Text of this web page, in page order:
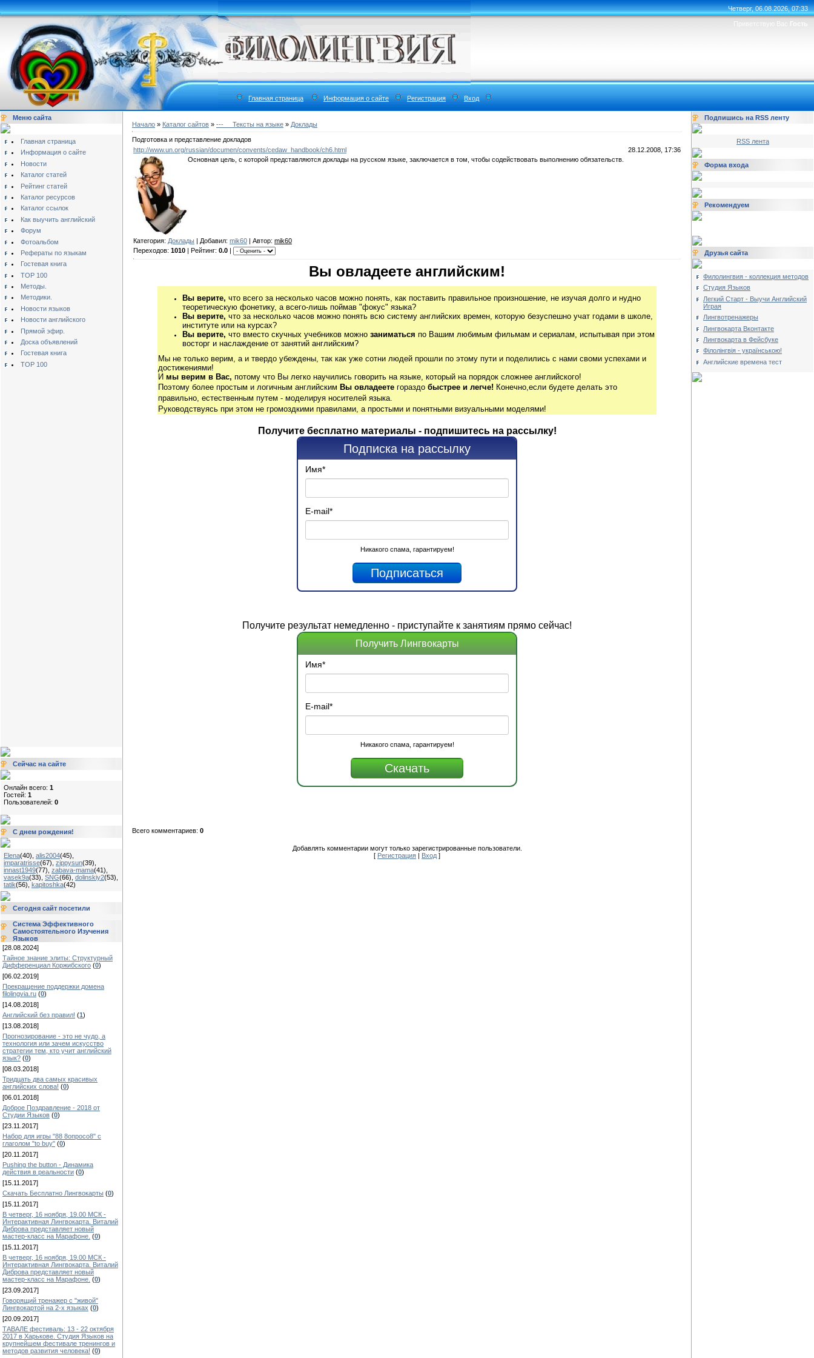
Четверг, 06.08.2026, 07:33
Приветствую Вас Гость
Главная страница Информация о сайте Регистрация Вход
Меню сайта
Главная страница
Информация о сайте
Новости
Каталог статей
Рейтинг статей
Каталог ресурсов
Каталог ссылок
Как выучить английский
Форум
Фотоальбом
Рефераты по языкам
Гостевая книга
TOP 100
Методы.
Методики.
Новости языков
Новости английского
Прямой эфир.
Доска объявлений
Гостевая книга
TOP 100
Сейчас на сайте
Онлайн всего: 1
Гостей: 1
Пользователей: 0
С днем рождения!
Elena(40) alis2004(45)
imparatrisse(67) zippysun(39)
innast1949(77) zabava-mama(41)
vasek9a(33) SNG(66) dolinskiy2(53)
tatik(56) kapitoshka(42)
Сегодня сайт посетили
Система Эффективного
Самостоятельного Изучения
Языков
[28.08.2024]
Тайное знание элиты: Структурный
Дифференциал Коржибского (0)
[06.02.2019]
Прекращение поддержки домена
filolingvia.ru (0)
[14.08.2018]
Английский без правил! (1)
[13.08.2018]
Прогнозирование - это не чудо, а
технология или зачем искусство
стратегии тем, кто учит английский
язык? (0)
[08.03.2018]
Тридцать два самых красивых
английских слова! (0)
[06.01.2018]
Доброе Поздравление - 2018 от
Студии Языков (0)
[23.11.2017]
Набор для игры "88 8опросо8" с
глаголом "to buy" (0)
[20.11.2017]
Pushing the button - Динамика
действия в реальности (0)
[15.11.2017]
Скачать Бесплатно Лингвокарты (0)
[15.11.2017]
В четверг, 16 ноября, 19.00 МСК -
Интерактивная Лингвокарта. Виталий
Диброва представляет новый
мастер-класс на Марафоне. (0)
[15.11.2017]
В четверг, 16 ноября, 19.00 МСК -
Интерактивная Лингвокарта. Виталий
Диброва представляет новый
мастер-класс на Марафоне. (0)
[23.09.2017]
Говорящий тренажер с "живой"
Лингвокартой на 2-х языках (0)
[20.09.2017]
ТАВАЛЕ фестиваль: 13 - 22 октября
2017 в Харькове. Студия Языков на
крупнейшем фестивале тренингов и
методов развития человека! (0)
Начало » Каталог сайтов » ---__ Тексты на языке » Доклады
Подготовка и представление докладов
http://www.un.org/russian/documen/convents/cedaw_handbook/ch6.html
28.12.2008, 17:36
Основная цель, с которой представляются доклады на русском языке, заключается в том, чтобы содействовать выполнению обязательств.
Категория: Доклады | Добавил: mik60 | Автор: mik60
Переходов: 1010 | Рейтинг: 0.0 |
Вы овладеете английским!
Вы верите, что всего за несколько часов можно понять, как поставить правильное произношение, не изучая долго и нудно
теоретическую фонетику, а всего-лишь поймав "фокус" языка?
Вы верите, что за несколько часов можно понять всю систему английских времен, которую безуспешно учат годами в школе,
институте или на курсах?
Вы верите, что вместо скучных учебников можно заниматься по Вашим любимым фильмам и сериалам, испытывая при этом
восторг и наслаждение от занятий английским?
Мы не только верим, а и твердо убеждены, так как уже сотни людей прошли по этому пути и поделились с нами своми успехами и
достижениями!
И мы верим в Вас, потому что Вы легко научились говорить на языке, который на порядок сложнее английского!
Поэтому более простым и логичным английским Вы овладеете гораздо быстрее и легче! Конечно,если будете делать это
правильно, естественным путем - моделируя носителей языка.
Руководствуясь при этом не громоздкими правилами, а простыми и понятными визуальными моделями!
Получите бесплатно материалы - подпишитесь на рассылку!
Подписка на рассылку
Имя*
E-mail*
Никакого спама, гарантируем!
Получите результат немедленно - приступайте к занятиям прямо сейчас!
Получить Лингвокарты
Имя*
E-mail*
Никакого спама, гарантируем!
Всего комментариев: 0
Добавлять комментарии могут только зарегистрированные пользователи.
[ Регистрация | Вход ]
Подпишись на RSS ленту
RSS лента
Форма входа
Рекомендуем
Друзья сайта
Филолингвия - коллекция методов
Студия Языков
Легкий Старт - Выучи Английский
Играя
Лингвотренажеры
Лингвокарта Вконтакте
Лингвокарта в Фейсбуке
Філолінгвія - українською!
Английские времена тест